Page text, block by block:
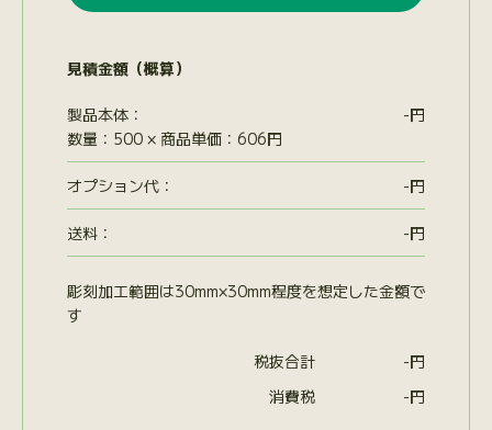
見積金額（概算）
製品本体：
数量：500 × 商品単価：606円
-円
オプション代： -円
送料： -円
彫刻加工範囲は30mm×30mm程度を想定した金額で
す
税抜合計 -円
消費税
-円